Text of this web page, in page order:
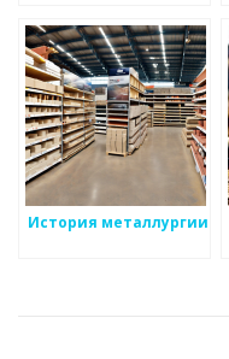
инициативами в
металлургии
История металлургии